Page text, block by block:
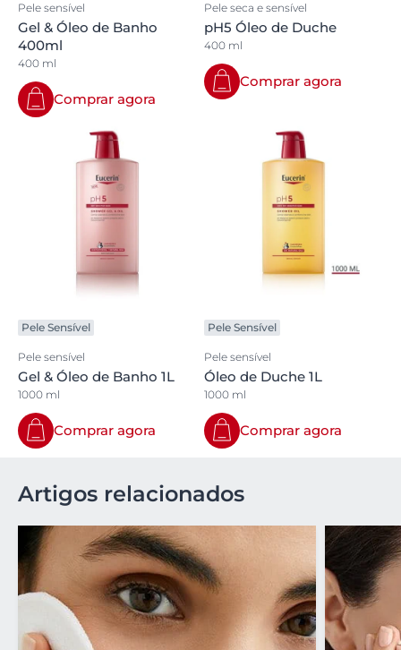
Pele sensível
Gel & Óleo de Banho
400ml
400 ml
Comprar agora
Pele seca e sensível
pH5 Óleo de Duche
400 ml
Comprar agora
Pele Sensível
Pele sensível
Gel & Óleo de Banho 1L
1000 ml
Comprar agora
Pele Sensível
Pele sensível
Óleo de Duche 1L
1000 ml
Comprar agora
Artigos relacionados